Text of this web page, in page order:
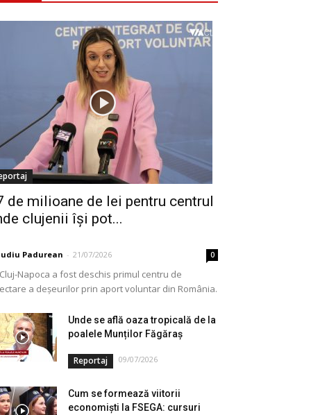
de milioane de lei pentru centrul
clujenii își pot...
Padurean - 21/07/2026 0
Napoca a fost deschis primul centru de
a deșeurilor prin aport voluntar din România.
Unde se află oaza tropicală de la
poalele Munților Făgăraș
Reportaj 09/07/2026
Cum se formează viitorii
economiști la FSEGA: cursuri